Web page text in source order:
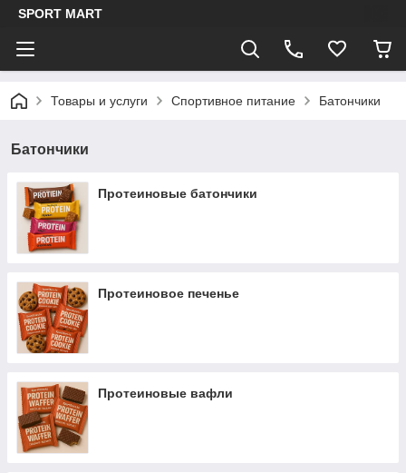
SPORT MART
Товары и услуги Спортивное питание Батончики
Батончики
Протеиновые батончики
Протеиновое печенье
Протеиновые вафли